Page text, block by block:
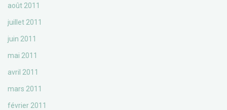
août 2011
juillet 2011
juin 2011
mai 2011
avril 2011
mars 2011
février 2011